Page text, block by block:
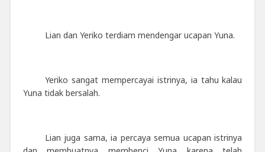
Lian dan Yeriko terdiam mendengar ucapan Yuna.
Yeriko sangat mempercayai istrinya, ia tahu kalau
Yuna tidak bersalah.
Lian juga sama, ia percaya semua ucapan istrinya